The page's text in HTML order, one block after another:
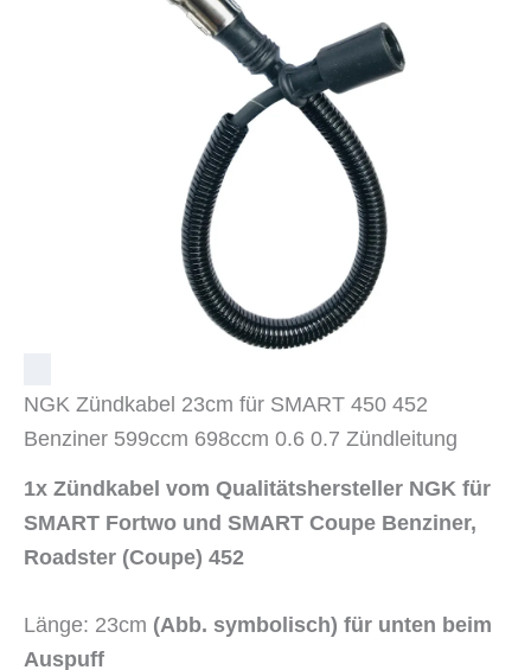
NGK Zündkabel 23cm für SMART 450 452
Benziner 599ccm 698ccm 0.6 0.7 Zündleitung
1x Zündkabel vom Qualitätshersteller NGK für
SMART Fortwo und SMART Coupe Benziner,
Roadster (Coupe) 452
Länge: 23cm (Abb. symbolisch) für unten beim
Auspuff